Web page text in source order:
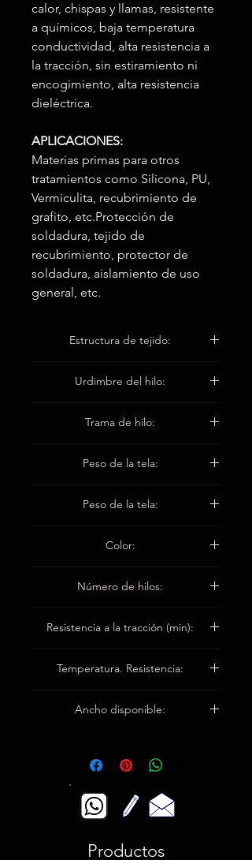
calor, chispas y llamas, resistente
a químicos, baja temperatura
conductividad, alta resistencia a
la tracción, sin estiramiento ni
encogimiento, alta resistencia
dieléctrica.
APLICACIONES:
Materias primas para otros
tratamientos como Silicona, PU,
Vermiculita, recubrimiento de
grafito, etc.Protección de
soldadura, tejido de
recubrimiento, protector de
soldadura, aislamiento de uso
general, etc.
Estructura de tejido:
Urdimbre del hilo:
Trama de hilo:
Peso de la tela:
Peso de la tela:
Color:
Número de hilos:
Trama 4 / cm
Resistencia a la tracción (min):
Trama 1800n / 5cm
Temperatura. Resistencia:
Ancho disponible:
Productos